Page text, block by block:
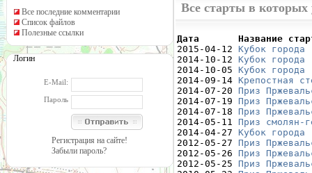
Все последние комментарии
Список файлов
Полезные ссылки
Логин
E-Mail:
Пароль
Регистрация на сайте!
Забыли пароль?
Все старты в
Дата       Название
2015-04-12 Кубок
2014-10-12 Кубок
2014-10-05 Кубок
2014-09-14 Крепостная
2014-07-20 Приз
2014-07-19 Приз
2014-07-18 Приз
2014-05-11 Приз смолян-
2014-04-27 Кубок
2012-05-27 Приз
2012-05-26 Приз
2012-05-25 Приз